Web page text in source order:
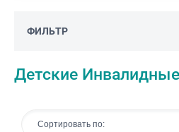
ФИЛЬТР
Детские
Сортировать по: